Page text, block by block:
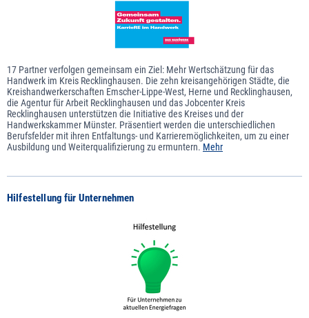
17 Partner verfolgen gemeinsam ein Ziel: Mehr Wertschätzung für das
Handwerk im Kreis Recklinghausen. Die zehn kreisangehörigen Städte, die
Kreishandwerkerschaften Emscher-Lippe-West, Herne und Recklinghausen,
die Agentur für Arbeit Recklinghausen und das Jobcenter Kreis
Recklinghausen unterstützen die Initiative des Kreises und der
Handwerkskammer Münster. Präsentiert werden die unterschiedlichen
Berufsfelder mit ihren Entfaltungs- und Karrieremöglichkeiten, um zu einer
Ausbildung und Weiterqualifizierung zu ermuntern. Mehr
Hilfestellung für Unternehmen